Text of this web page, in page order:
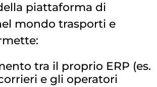
piattaforma di
mondo trasporti e
tra il proprio ERP (es.
e gli operatori